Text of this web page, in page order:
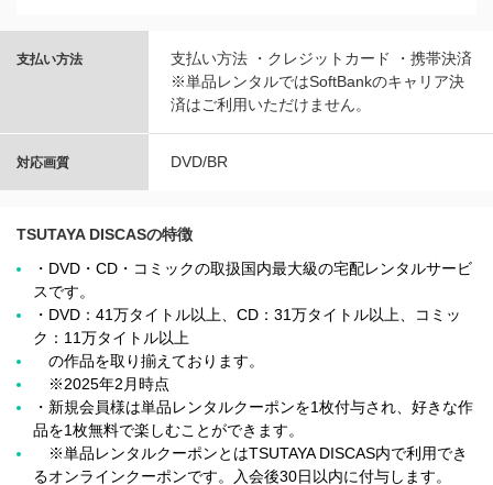
支払い方法
支払い方法 ・クレジットカード ・携帯決済
※単品レンタルではSoftBankのキャリア決
済はご利用いただけません。
対応画質 DVD/BR
TSUTAYA DISCASの特徴
・DVD・CD・コミックの取扱国内最大級の宅配レンタルサービ
スです。
・DVD：41万タイトル以上、CD：31万タイトル以上、コミッ
ク：11万タイトル以上
の作品を取り揃えております。
※2025年2月時点
・新規会員様は単品レンタルクーポンを1枚付与され、好きな作
品を1枚無料で楽しむことができます。
※単品レンタルクーポンとはTSUTAYA DISCAS内で利用でき
るオンラインクーポンです。入会後30日以内に付与します。